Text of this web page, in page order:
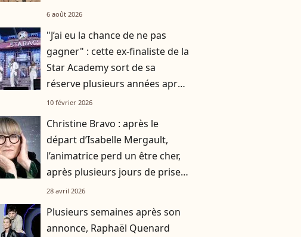
impliquant plusieurs
6 août 2026
"J’ai eu la chance de ne pas
gagner" : cette ex-finaliste de la
Star Academy sort de sa
réserve plusieurs années après
sa participation
10 février 2026
Christine Bravo : après le
départ d’Isabelle Mergault,
l’animatrice perd un être cher,
après plusieurs jours de prise
en charge
28 avril 2026
Plusieurs semaines après son
annonce, Raphaël Quenard